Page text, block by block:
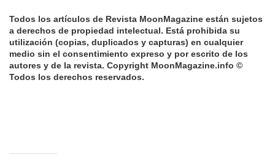
Todos los artículos de Revista MoonMagazine están sujetos
a derechos de propiedad intelectual. Está prohibida su
utilización (copias, duplicados y capturas) en cualquier
medio sin el consentimiento expreso y por escrito de los
autores y de la revista. Copyright MoonMagazine.info ©
Todos los derechos reservados.